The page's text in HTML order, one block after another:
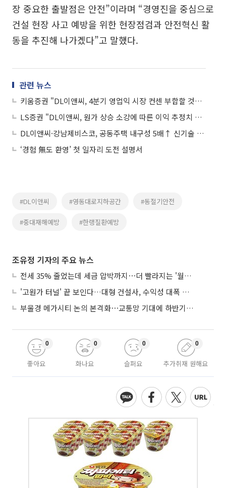
장 중요한 출발점은 안전”이라며 “경영진을 중심으로
건설 현장 사고 예방을 위한 현장점검과 안전혁신 활
동을 추진해 나가겠다”고 말했다.
관련 뉴스
키움증권 "DL이앤씨, 4분기 영업익 시장 컨센 부합할 것…플랜트 외형 감소는 불가피"
LS증권 "DL이앤씨, 원가 상승 소강에 따른 이익 추정치 상향에 목표주가↑"
DL이앤씨·강남제비스코, 공동주택 내구성 5배↑ 신기술 국토부 인증
‘경험 無도 환영’ 첫 일자리 도전 설명서
#DL이앤씨 #영동대로지하공간 #동절기안전
#중대재해예방 #한랭질환예방
조유정 기자의 주요 뉴스
전세 35% 줄었는데 세금 압박까지⋯더 빨라지는 '월세화'
'고원가 터널' 끝 보인다…대형 건설사, 수익성 대폭 개선
부울경 메가시티 논의 본격화⋯교통망 기대에 하반기 분양시장 '주목'
좋아요
0
화나요
0
슬퍼요
0
추가취재 원해요
0